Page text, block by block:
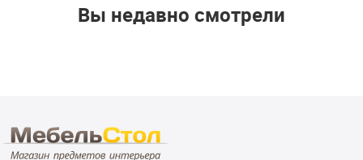
Вы недавно смотрели